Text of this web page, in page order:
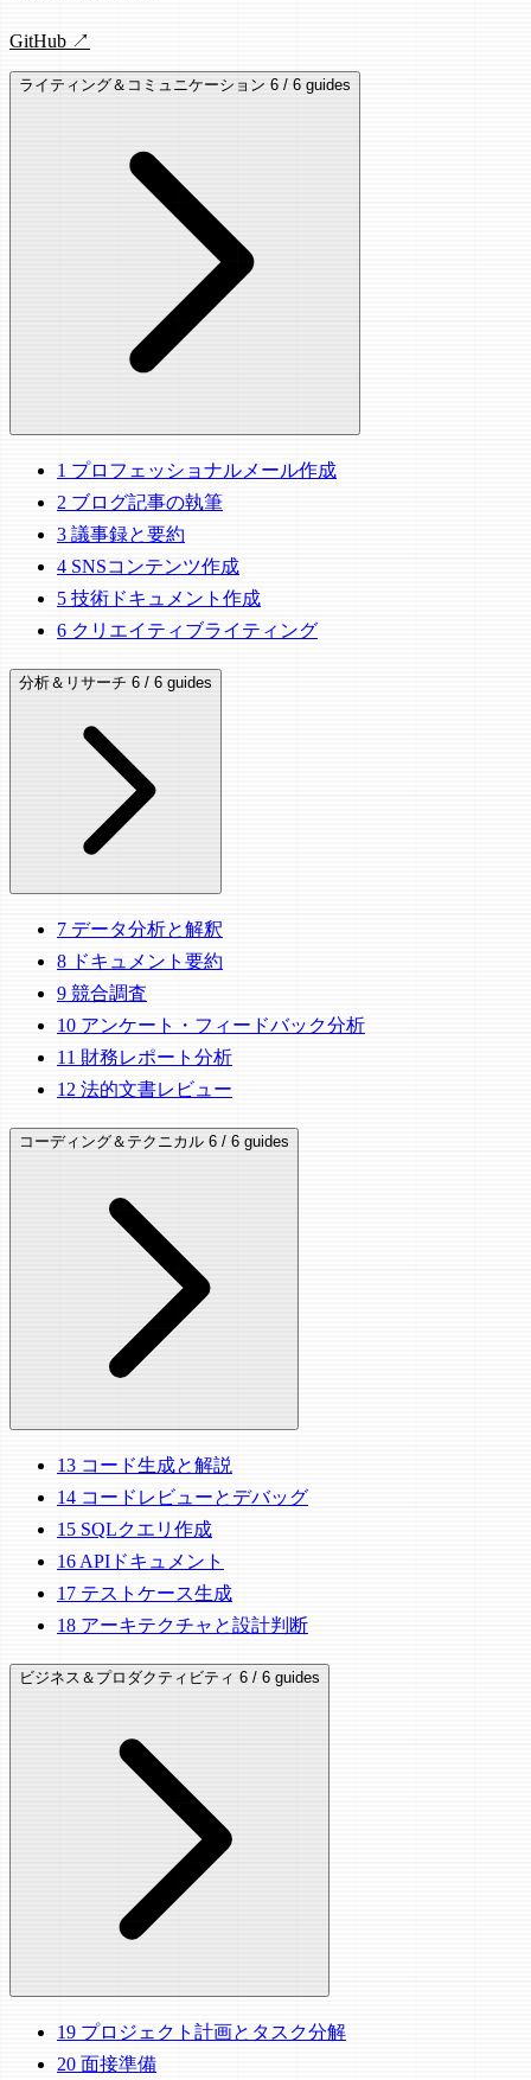
GitHub ↗
ライティング＆コミュニケーション 6 / 6 guides
1 プロフェッショナルメール作成
2 ブログ記事の執筆
3 議事録と要約
4 SNSコンテンツ作成
5 技術ドキュメント作成
6 クリエイティブライティング
分析＆リサーチ 6 / 6 guides
7 データ分析と解釈
8 ドキュメント要約
9 競合調査
10 アンケート・フィードバック分析
11 財務レポート分析
12 法的文書レビュー
コーディング＆テクニカル 6 / 6 guides
13 コード生成と解説
14 コードレビューとデバッグ
15 SQLクエリ作成
16 APIドキュメント
17 テストケース生成
18 アーキテクチャと設計判断
ビジネス＆プロダクティビティ 6 / 6 guides
19 プロジェクト計画とタスク分解
20 面接準備